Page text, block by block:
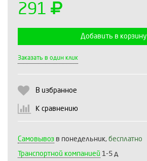
291
Добавить в корзину
Заказать в один клик
В избранное
К сравнению
Самовывоз в понедельник, бесплатно
Транспортной компанией 1-5 д